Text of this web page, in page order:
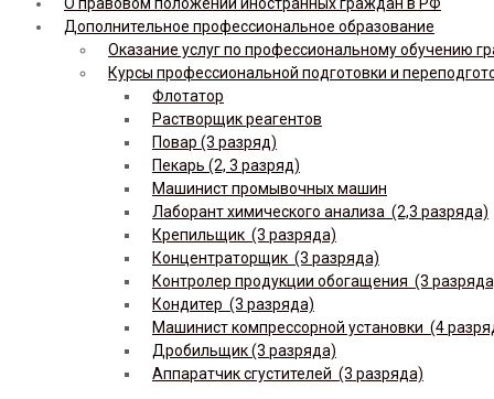
Дополнительное профессиональное образование
Оказание услуг по профессиональному обучению
Курсы профессиональной подготовки и
Флотатор
Растворщик реагентов
Повар (3 разряд)
Пекарь (2, 3 разряд)
Машинист промывочных машин
Лаборант химического анализа (2,3 разряда)
Крепильщик (3 разряда)
Концентраторщик (3 разряда)
Контролер продукции обогащения (3
Кондитер (3 разряда)
Машинист компрессорной установки (4
Дробильщик (3 разряда)
Аппаратчик сгустителей (3 разряда)